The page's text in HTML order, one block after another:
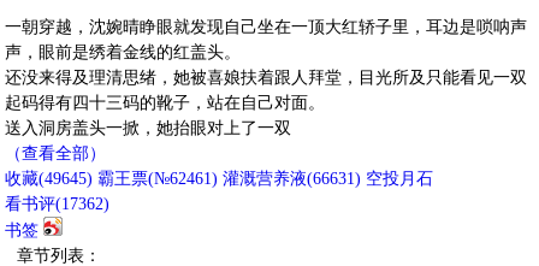
一朝穿越，沈婉晴睁眼就发现自己坐在一顶大红轿子里，耳边是唢呐声
声，眼前是绣着金线的红盖头。
还没来得及理清思绪，她被喜娘扶着跟人拜堂，目光所及只能看见一双
起码得有四十三码的靴子，站在自己对面。
送入洞房盖头一掀，她抬眼对上了一双
（查看全部）
收藏(49645) 霸王票(№62461) 灌溉营养液(66631) 空投月石
看书评(17362)
书签
章节列表：